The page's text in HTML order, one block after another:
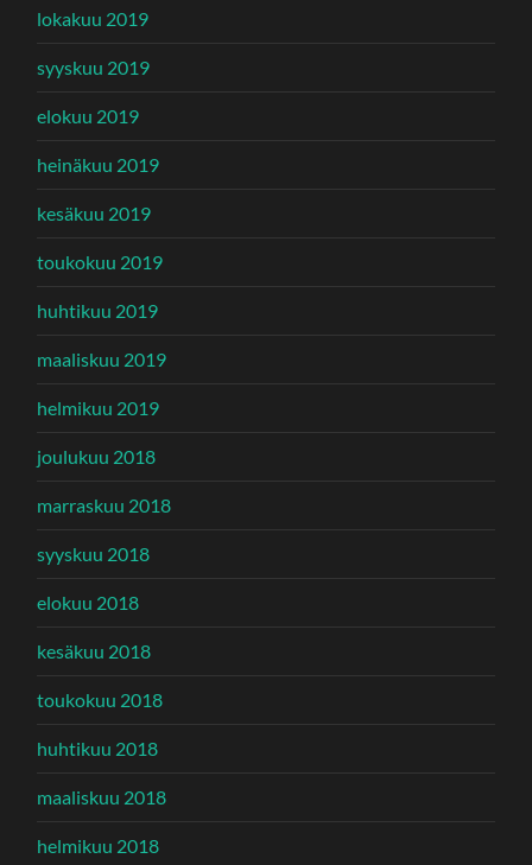
lokakuu 2019
syyskuu 2019
elokuu 2019
heinäkuu 2019
kesäkuu 2019
toukokuu 2019
huhtikuu 2019
maaliskuu 2019
helmikuu 2019
joulukuu 2018
marraskuu 2018
syyskuu 2018
elokuu 2018
kesäkuu 2018
toukokuu 2018
huhtikuu 2018
maaliskuu 2018
helmikuu 2018